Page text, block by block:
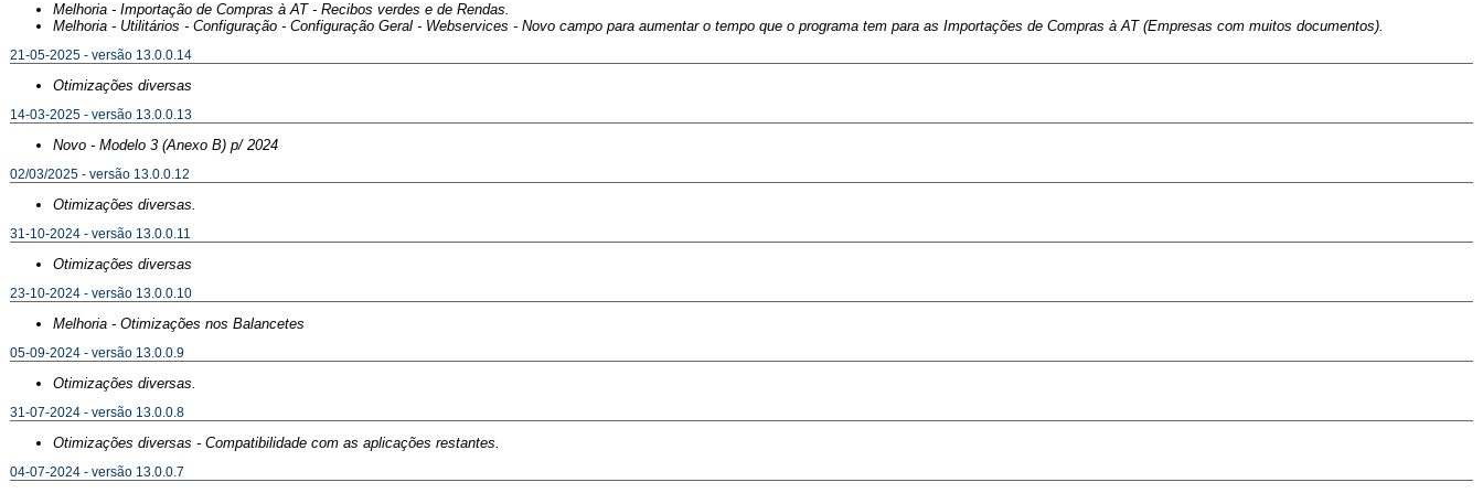
Melhoria - Importação de Compras à AT - Recibos verdes e de Rendas.
Melhoria - Utilitários - Configuração - Configuração Geral - Webservices - Novo campo para aumentar o tempo que o programa tem para as Importações de Compras à AT (Empresas com muitos documentos).
21-05-2025 - versão 13.0.0.14
Otimizações diversas
14-03-2025 - versão 13.0.0.13
Novo - Modelo 3 (Anexo B) p/ 2024
02/03/2025 - versão 13.0.0.12
Otimizações diversas.
31-10-2024 - versão 13.0.0.11
Otimizações diversas
23-10-2024 - versão 13.0.0.10
Melhoria - Otimizações nos Balancetes
05-09-2024 - versão 13.0.0.9
Otimizações diversas.
31-07-2024 - versão 13.0.0.8
Otimizações diversas - Compatibilidade com as aplicações restantes.
04-07-2024 - versão 13.0.0.7